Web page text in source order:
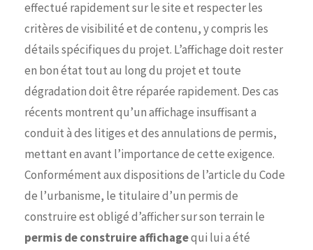
effectué rapidement sur le site et respecter les
critères de visibilité et de contenu, y compris les
détails spécifiques du projet. L’affichage doit rester
en bon état tout au long du projet et toute
dégradation doit être réparée rapidement. Des cas
récents montrent qu’un affichage insuffisant a
conduit à des litiges et des annulations de permis,
mettant en avant l’importance de cette exigence.
Conformément aux dispositions de l’article du Code
de l’urbanisme, le titulaire d’un permis de
construire est obligé d’afficher sur son terrain le
permis de construire affichagequi lui a été